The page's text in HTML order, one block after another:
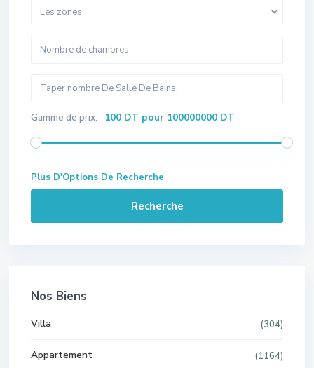
Les zones
Gamme de prix: 100 DT pour 100000000 DT
Plus D'Options De Recherche
Recherche
Nos Biens
Villa (304)
Appartement (1164)